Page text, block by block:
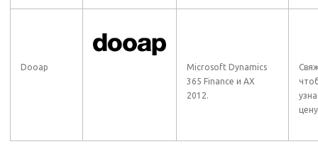
Dooap
Microsoft Dynamics
365 Finance и AX
2012.